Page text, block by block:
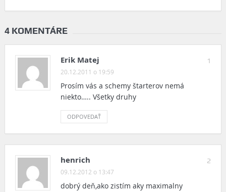
4 KOMENTÁRE
1
Erik Matej
20.12.2011 o 19:59
Prosím vás a schemy štarterov nemá
niekto….. Všetky druhy
ODPOVEDAŤ
2
henrich
09.12.2012 o 13:47
dobrý deň,ako zistím aky maximalny